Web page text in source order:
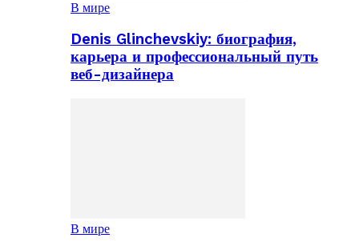
В мире
Denis Glinchevskiy: биография,
карьера и профессиональный путь
веб-дизайнера
В мире